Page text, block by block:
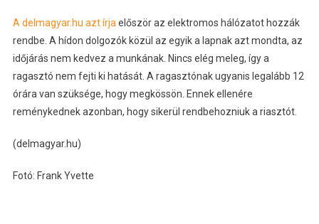
A delmagyar.hu azt írjaelőször az elektromos hálózatot hozzák
rendbe. A hídon dolgozók közül az egyik a lapnak azt mondta, az
időjárás nem kedvez a munkának. Nincs elég meleg, így a
ragasztó nem fejti ki hatását. A ragasztónak ugyanis legalább 12
órára van szüksége, hogy megkössön. Ennek ellenére
reménykednek azonban, hogy sikerül rendbehozniuk a riasztót.
(delmagyar.hu)
Fotó: Frank Yvette